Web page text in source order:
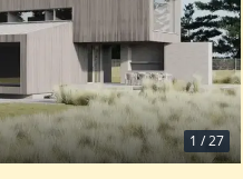
1 /27